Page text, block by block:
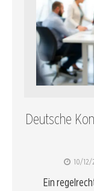
Deutsche
10/12/
Ein